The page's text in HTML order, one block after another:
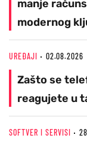
manje
modernog
UREĐAJI 02.08.2026
Zašto se
reagujete u
SOFTVER I SERVISI